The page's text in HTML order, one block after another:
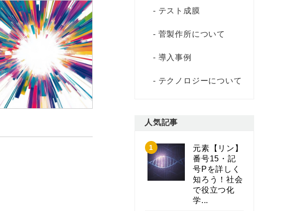
テスト成膜
菅製作所について
導入事例
テクノロジーについて
人気記事
元素【リン】
番号15・記
号Pを詳しく
知ろう！社会
で役立つ化
学...